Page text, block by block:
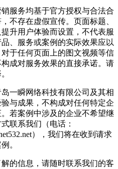
服务均基于官方授权与合法合
不存在虚假宣传。页面标题、
升用户体验而设置，不代表服
、服务或案例的实际效果应以
于任何页面上的图文视频等信
成对服务效果的直接承诺。请
一瞬网络科技有限公司及其相
与成果，不构成对任何特定企
若案例中涉及的企业不希望继
联系我们（电话：
），我们将在收到请求
。
的信息，请随时联系我们的客